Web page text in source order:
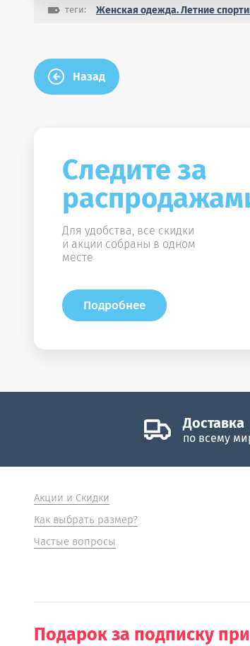
теги: Женская одежда. Летние
Назад
Следите за
Для удобства, все скидки
и акции собраны в одном
месте
Подробнее
Доставка
по всему
Акции и Скидки
Как выбрать размер?
Частые вопросы
Подарок за подписку